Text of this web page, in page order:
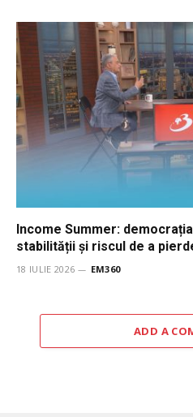
Income Summer:
stabilității și riscul de a
18 IULIE 2026 EM360
ADD A